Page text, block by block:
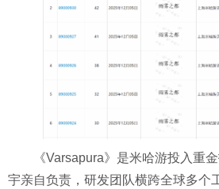
《Varsapura》是米哈游投入重
宇亲自负责，研发团队横跨全球多个